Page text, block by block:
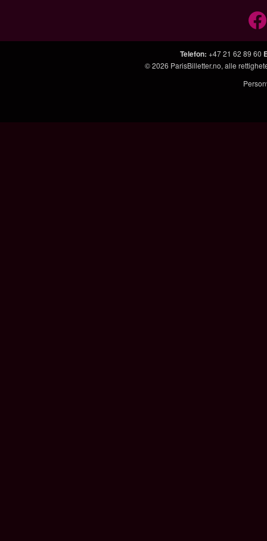
Telefon: +47 21 62 89 60
© 2026 ParisBilletter.no, alle